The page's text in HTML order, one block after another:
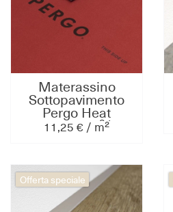
Materassino
Sottopavimento
Pergo Heat
1,55mm,10m²/roto
pavimenti in vinile
a click su
riscaldamento a
pavimento
11,25 € / m²
Offerta speciale